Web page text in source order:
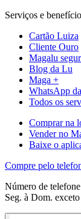
Serviços e
Cartão Luiza
Cliente Ouro
Magalu
Blog da Lu
Maga +
WhatsApp
Todos os
Comprar na
Vender no
Baixe o
Compre pelo
Número de
Seg. à Dom.